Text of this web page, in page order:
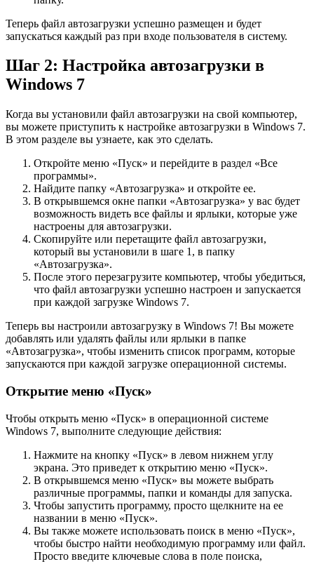
Теперь файл автозагрузки успешно размещен и будет
запускаться каждый раз при входе пользователя в систему.
Шаг 2: Настройка автозагрузки в
Windows 7
Когда вы установили файл автозагрузки на свой компьютер,
вы можете приступить к настройке автозагрузки в Windows 7.
В этом разделе вы узнаете, как это сделать.
Откройте меню «Пуск» и перейдите в раздел «Все
программы».
Найдите папку «Автозагрузка» и откройте ее.
В открывшемся окне папки «Автозагрузка» у вас будет
возможность видеть все файлы и ярлыки, которые уже
настроены для автозагрузки.
Скопируйте или перетащите файл автозагрузки,
который вы установили в шаге 1, в папку
«Автозагрузка».
После этого перезагрузите компьютер, чтобы убедиться,
что файл автозагрузки успешно настроен и запускается
при каждой загрузке Windows 7.
Теперь вы настроили автозагрузку в Windows 7! Вы можете
добавлять или удалять файлы или ярлыки в папке
«Автозагрузка», чтобы изменить список программ, которые
запускаются при каждой загрузке операционной системы.
Открытие меню «Пуск»
Чтобы открыть меню «Пуск» в операционной системе
Windows 7, выполните следующие действия:
Нажмите на кнопку «Пуск» в левом нижнем углу
экрана. Это приведет к открытию меню «Пуск».
В открывшемся меню «Пуск» вы можете выбрать
различные программы, папки и команды для запуска.
Чтобы запустить программу, просто щелкните на ее
названии в меню «Пуск».
Вы также можете использовать поиск в меню «Пуск»,
чтобы быстро найти необходимую программу или файл.
Просто введите ключевые слова в поле поиска,